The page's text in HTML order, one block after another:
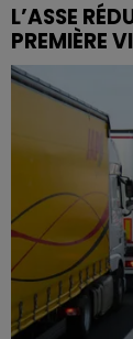
L’ASSE
PREMIÈRE